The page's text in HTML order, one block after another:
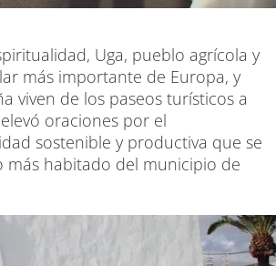
Uga, pueblo agrícola y
más importante de Europa, y
viven de los paseos turísticos a
oraciones por el
sostenible y productiva que se
habitado del municipio de